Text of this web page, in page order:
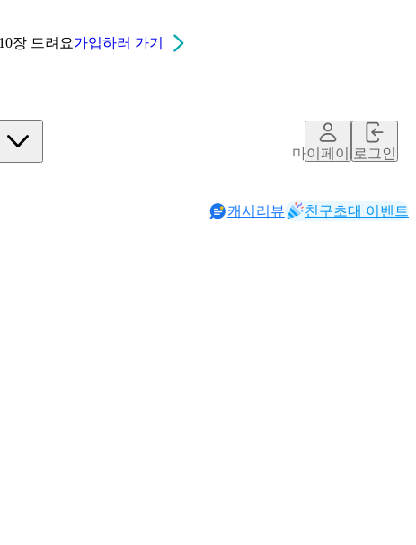
장 드려요가입하러 가기
마이페이지로그인
캐시리뷰 친구초대 이벤트